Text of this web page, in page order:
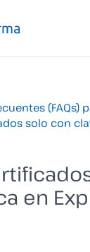
(FAQs)
solo con
en